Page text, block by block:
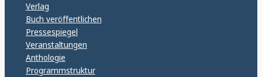
Verlag
Buch veröffentlichen
Pressespiegel
Veranstaltungen
Anthologie
Programmstruktur